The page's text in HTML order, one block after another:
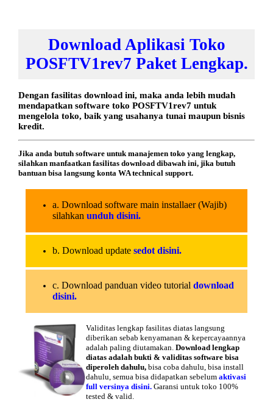
Download Aplikasi Toko
POSFTV1rev7 Paket Lengkap.
Dengan fasilitas download ini, maka anda lebih mudah
mendapatkan software toko POSFTV1rev7 untuk
mengelola toko, baik yang usahanya tunai maupun bisnis
kredit.
Jika anda butuh software untuk manajemen toko yang lengkap,
silahkan manfaatkan fasilitas download dibawah ini, jika butuh
bantuan bisa langsung konta WA technical support.
a. Download software main installaer (Wajib)
silahkan unduh disini.
b. Download update sedot disini.
c. Download panduan video tutorial download
disini.
Validitas lengkap fasilitas diatas langsung
diberikan sebab kenyamanan & kepercayaannya
adalah paling diutamakan. Download lengkap
diatas adalah bukti & validitas software bisa
diperoleh dahulu, bisa coba dahulu, bisa install
dahulu, semua bisa didapatkan sebelum aktivasi
full versinya disini. Garansi untuk toko 100%
tested & valid.